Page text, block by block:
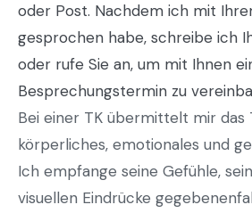
oder Post. Nachdem ich mit
gesprochen habe, schreibe ich
oder rufe Sie an, um mit Ihnen
Besprechungstermin zu
Bei einer TK übermittelt mir das
körperliches, emotionales und
Ich empfange seine Gefühle,
visuellen Eindrücke